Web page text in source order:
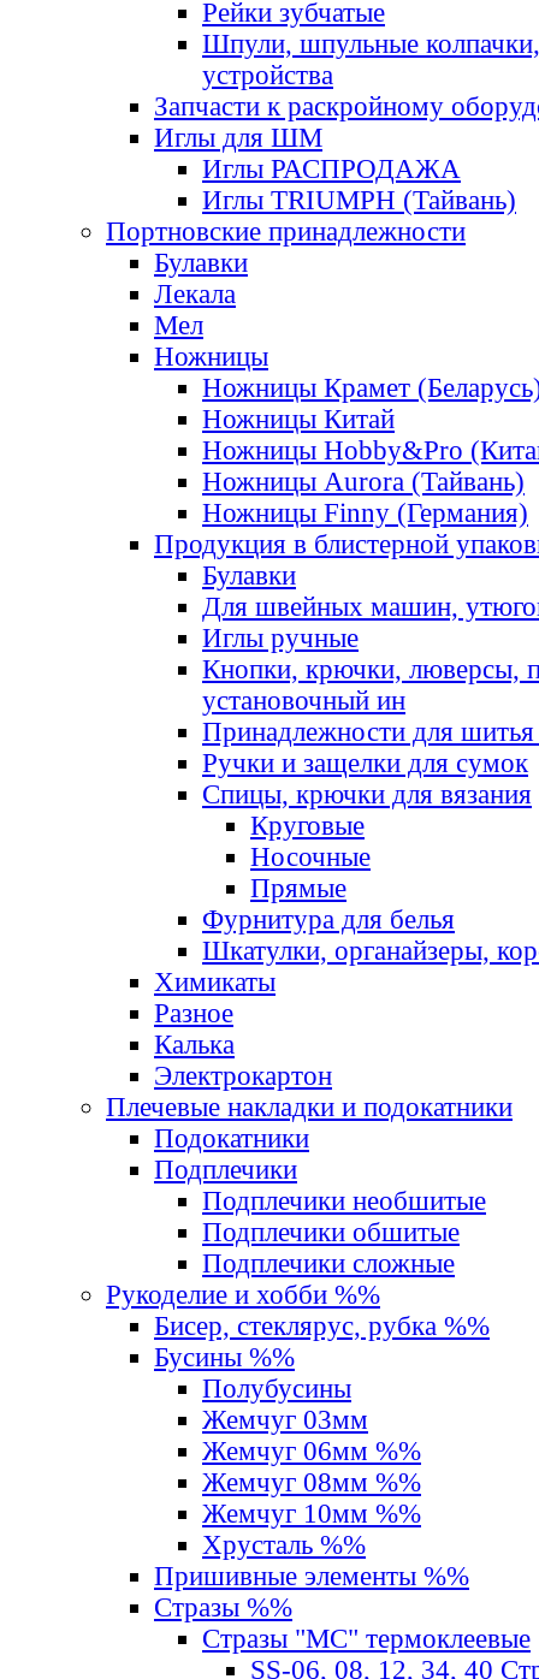
Рейки зубчатые
Шпули, шпульные
устройства
Запчасти к раскройному
Иглы для ШМ
Иглы РАСПРОДАЖА
Иглы TRIUMPH (Тайвань)
Портновские принадлежности
Булавки
Лекала
Мел
Ножницы
Ножницы Крамет
Ножницы Китай
Ножницы Hobby&Pro
Ножницы Aurora (Тайвань)
Ножницы Finny (Германия)
Продукция в блистерной
Булавки
Для швейных машин,
Иглы ручные
Кнопки, крючки, люверсы,
установочный ин
Принадлежности для шитья
Ручки и защелки для сумок
Спицы, крючки для вязания
Круговые
Носочные
Прямые
Фурнитура для белья
Шкатулки, органайзеры,
Химикаты
Разное
Калька
Электрокартон
Плечевые накладки и подокатники
Подокатники
Подплечики
Подплечики необшитые
Подплечики обшитые
Подплечики сложные
Рукоделие и хобби %%
Бисер, стеклярус, рубка %%
Бусины %%
Полубусины
Жемчуг 03мм
Жемчуг 06мм %%
Жемчуг 08мм %%
Жемчуг 10мм %%
Хрусталь %%
Пришивные элементы %%
Стразы %%
Стразы "MС" термоклеевые
SS-06, 08, 12, 34, 40